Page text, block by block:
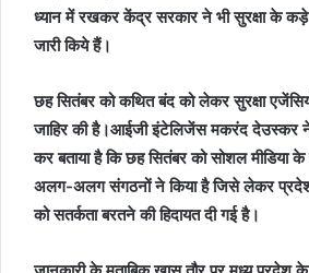
ध्यान में रखकर केंद्र सरकार ने भी सुरक्षा के
जारी किये हैं।
छह सितंबर को कथित बंद को लेकर सुरक्षा
जाहिर की है।आईजी इंटेलिजेंस मकरंद देउस्कर ने
कर बताया है कि छह सितंबर को सोशल मीडिया
अलग-अलग संगठनों ने किया है जिसे लेकर
को सतर्कता बरतने की हिदायत दी गई है।